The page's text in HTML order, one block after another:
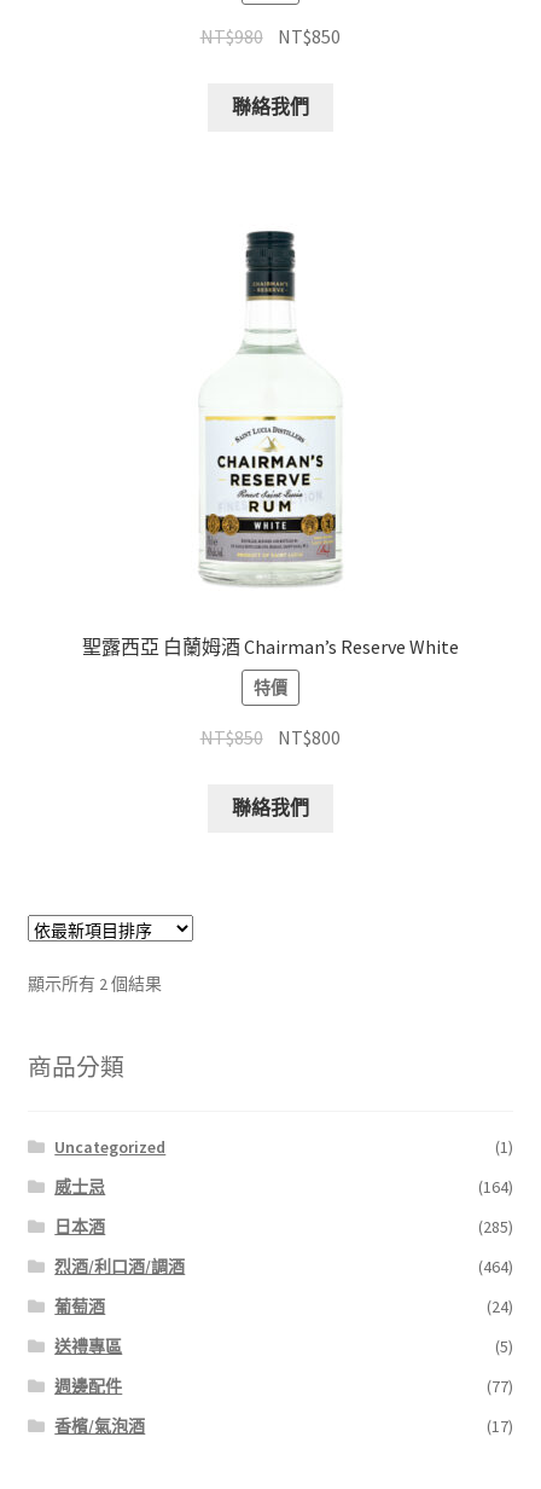
NT$980 NT$850
聯絡我們
聖露西亞 白蘭姆酒 Chairman’s Reserve White
特價
NT$850 NT$800
聯絡我們
顯示所有 2 個結果
商品分類
Uncategorized
(1)
威士忌
(164)
日本酒
(285)
烈酒/利口酒/調酒
(464)
葡萄酒
(24)
送禮專區
(5)
週邊配件
(77)
香檳/氣泡酒
(17)